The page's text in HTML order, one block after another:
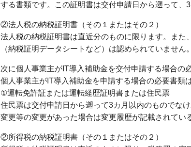
する書類です。この証明書は交付申請日から遡って、
②法人税の納税証明書（その１またはその２）
法人税の納税証明書は直近分のものに限ります。ま
（納税証明データシートなど）は認められていません。
次に個人事業主がIT導入補助金を交付申請する場合の
個人事業主がIT導入補助金を申請する場合の必要書類
①運転免許証または運転経歴証明書または住民票
住民票は交付申請日から遡って3カ月以内のものでな
変更等の変更があった場合は変更履歴が記載されてい
②所得税の納税証明書（その１またはその２）